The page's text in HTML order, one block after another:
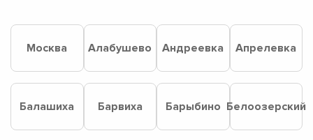
Москва Алабушево Андреевка Апрелевка
Балашиха Барвиха Барыбино Белоозерский